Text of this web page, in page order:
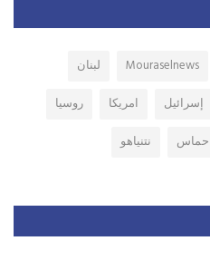
Mouraselnews
لبنان
إسرائيل امريكا
روسيا
حماس نتنياهو